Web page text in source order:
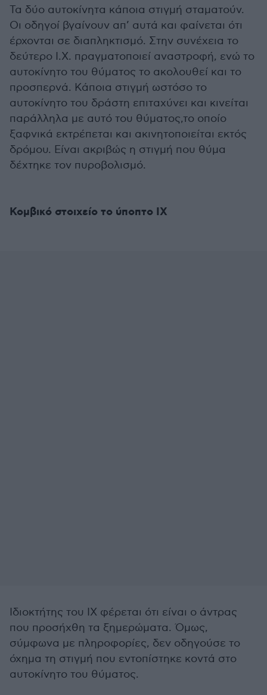
Τα δύο αυτοκίνητα κάποια στιγμή σταματούν.
Οι οδηγοί βγαίνουν απ’ αυτά και φαίνεται ότι
έρχονται σε διαπληκτισμό. Στην συνέχεια το
δεύτερο Ι.Χ. πραγματοποιεί αναστροφή, ενώ το
αυτοκίνητο του θύματος το ακολουθεί και το
προσπερνά. Κάποια στιγμή ωστόσο το
αυτοκίνητο του δράστη επιταχύνει και κινείται
παράλληλα με αυτό του θύματος,το οποίο
ξαφνικά εκτρέπεται και ακινητοποιείται εκτός
δρόμου. Είναι ακριβώς η στιγμή που θύμα
δέχτηκε τον πυροβολισμό.
Κομβικό στοιχείο το ύποπτο ΙΧ
Ιδιοκτήτης του ΙΧ φέρεται ότι είναι ο άντρας
που προσήχθη τα ξημερώματα. Όμως,
σύμφωνα με πληροφορίες, δεν οδηγούσε το
όχημα τη στιγμή που εντοπίστηκε κοντά στο
αυτοκίνητο του θύματος.